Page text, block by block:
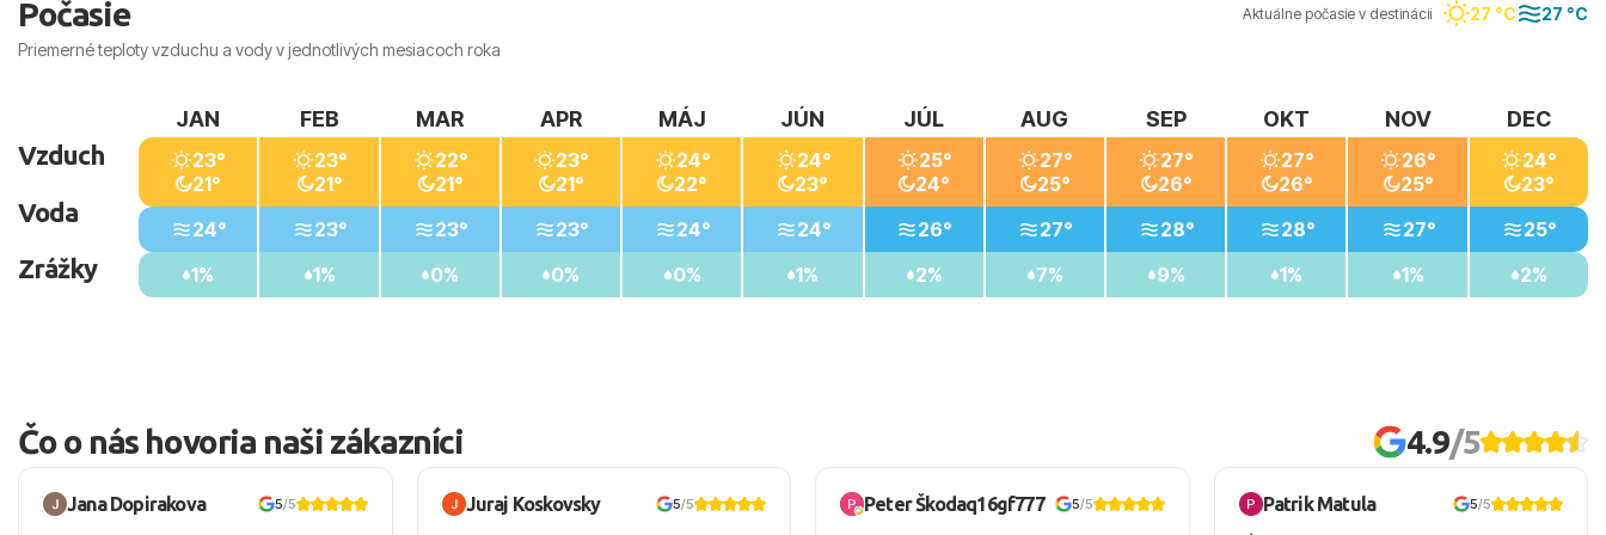
Počasie
Priemerné teploty vzduchu a vody v jednotlivých mesiacoch roka
Aktuálne počasie v destinácii 27 °C 27 °C
Vzduch
Voda
Zrážky
JAN
23°
21°
24°
1%
FEB
23°
21°
23°
1%
MAR
22°
21°
23°
0%
APR
23°
21°
23°
0%
MÁJ
24°
22°
24°
0%
JÚN
24°
23°
24°
1%
JÚL
25°
24°
26°
2%
AUG
27°
25°
27°
7%
SEP
27°
26°
28°
9%
OKT
27°
26°
28°
1%
NOV
26°
25°
27°
1%
DEC
24°
23°
25°
2%
Čo o nás hovoria naši zákazníci 4.9/5
Jana Dopirakova 5/5 Juraj Koskovsky 5/5 Peter Škodaq16gf777 5/5 Patrik Matula 5/5